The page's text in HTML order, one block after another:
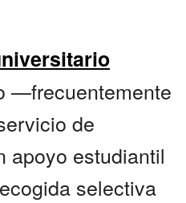
—frecuentemente
de
apoyo estudiantil
selectiva